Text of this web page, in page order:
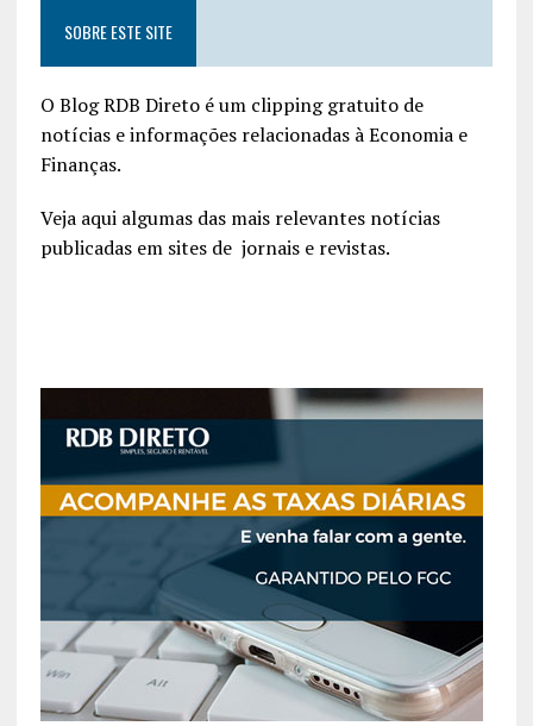
SOBRE ESTE SITE
O Blog RDB Direto é um clipping gratuito de
notícias e informações relacionadas à Economia e
Finanças.
Veja aqui algumas das mais relevantes notícias
publicadas em sites de jornais e revistas.